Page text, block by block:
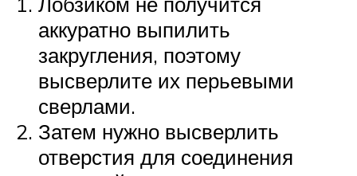
аккуратно выпилить
закругления, поэтому
высверлите их перьевыми
сверлами.
Затем нужно высверлить
отверстия для соединения